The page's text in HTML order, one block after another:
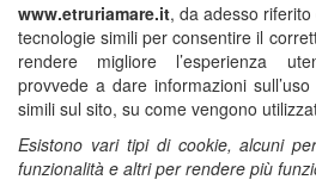
www.etruriamare.it, da adesso
tecnologie simili per consentire il
rendere migliore l’esperienza
provvede a dare informazioni
simili sul sito, su come vengono
Esistono vari tipi di cookie, alcuni
funzionalità e altri per rendere più